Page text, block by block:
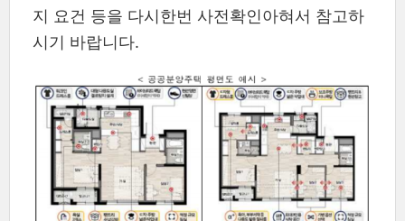
지 요건 등을 다시한번 사전확인아혀서 참고하
시기 바랍니다.